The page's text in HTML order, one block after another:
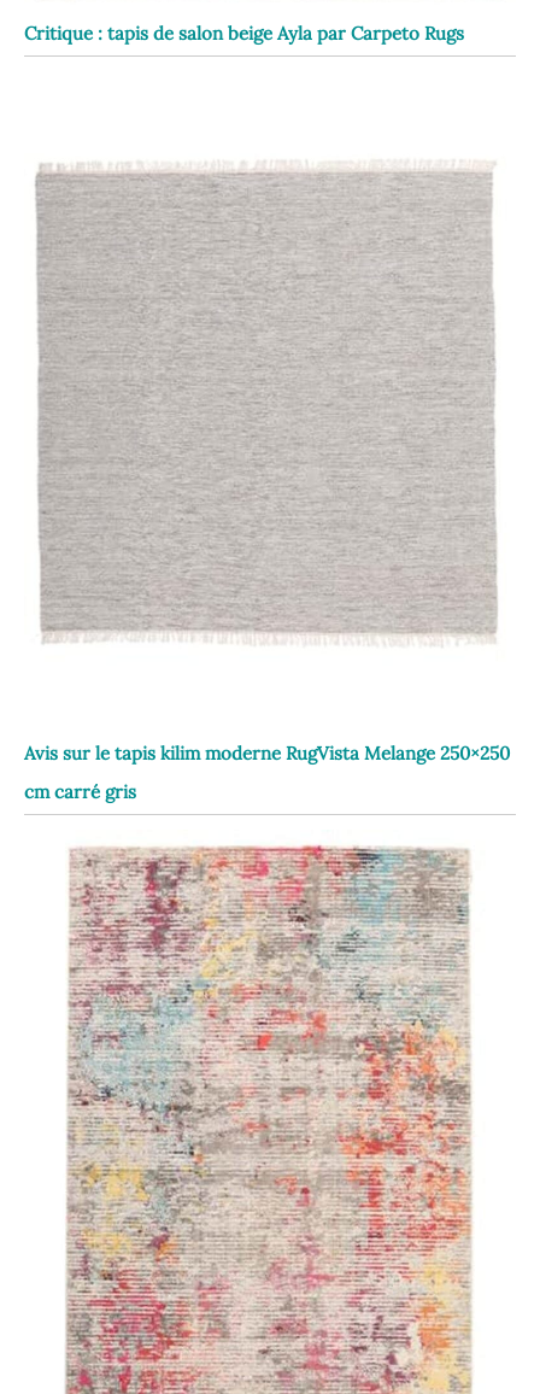
Critique : tapis de salon beige Ayla par Carpeto Rugs
Avis sur le tapis kilim moderne RugVista Melange 250×250
cm carré gris